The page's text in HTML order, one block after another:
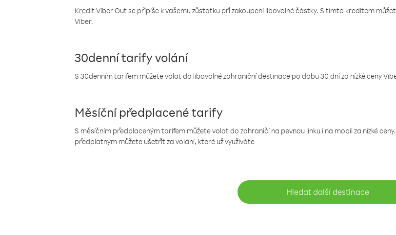
Kredit Viber Out se připíše k vašemu zůstatku při zakoupení libovolné částky. S tímto kreditem
Viber.
30denní tarify volání
S 30denním tarifem můžete volat do libovolné zahraniční destinace po dobu 30 dní za nízké ceny
Měsíční předplacené tarify
S měsíčním předplaceným tarifem můžete volat do zahraničí na pevnou linku i na mobil za nízké
předplatným můžete ušetřit za volání, které už využíváte
Hledat další destinace